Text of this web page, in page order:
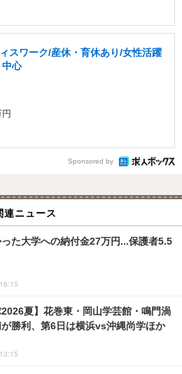
スワーク/産休・育休あり/女性活躍
中心
円
Sponsored by
連ニュース
った大学への納付金27万円...保護者5.5
2026夏】花巻東・岡山学芸館・鳴門渦
勝利、第6日は横浜vs沖縄尚学ほか